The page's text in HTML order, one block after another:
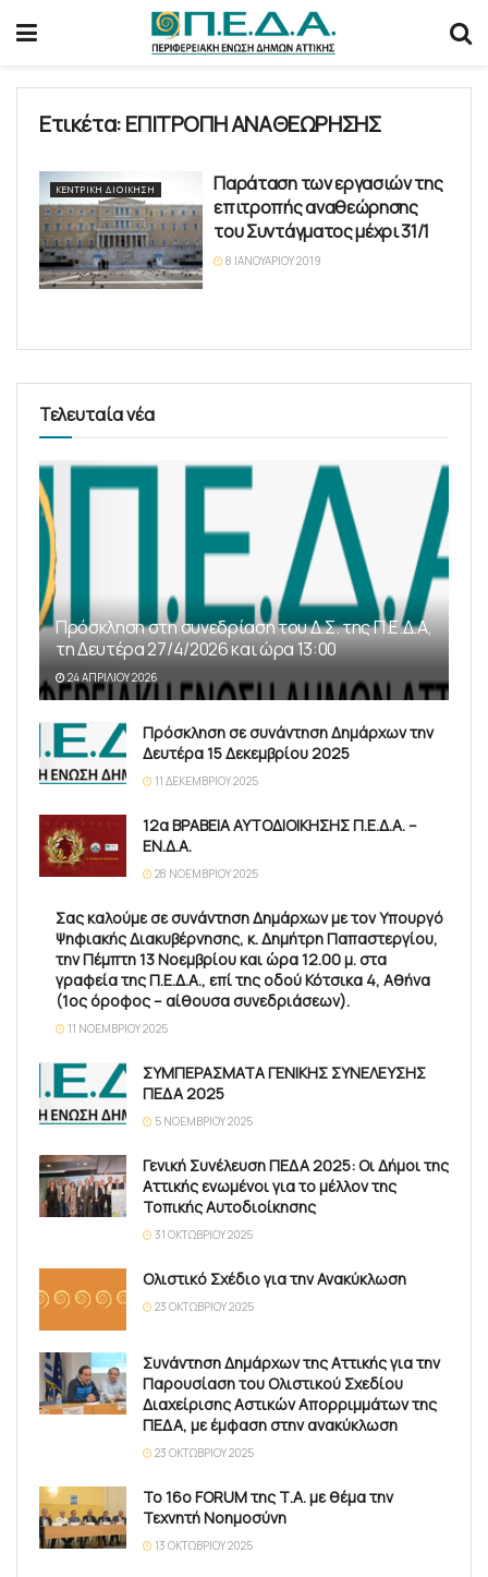
Ετικέτα:ΕΠΙΤΡΟΠΗ ΑΝΑΘΕΩΡΗΣΗΣ
ΚΕΝΤΡΙΚΉ ΔΙΟΊΚΗΣΗ
Παράταση των εργασιών της
επιτροπής αναθεώρησης
του Συντάγματος μέχρι 31/1
8 ΙΑΝΟΥΑΡΊΟΥ 2019
Τελευταία νέα
Πρόσκληση στη συνεδρίαση του Δ.Σ. της Π.Ε.Δ.Α,
τη Δευτέρα 27/4/2026 και ώρα 13:00
24 ΑΠΡΙΛΊΟΥ 2026
Πρόσκληση σε συνάντηση Δημάρχων την
Δευτέρα 15 Δεκεμβρίου 2025
11 ΔΕΚΕΜΒΡΊΟΥ 2025
12α ΒΡΑΒΕΙΑ ΑΥΤΟΔΙΟΙΚΗΣΗΣ Π.Ε.Δ.Α. –
ΕΝ.Δ.Α.
28 ΝΟΕΜΒΡΊΟΥ 2025
Σας καλούμε σε συνάντηση Δημάρχων με τον Υπουργό
Ψηφιακής Διακυβέρνησης, κ. Δημήτρη Παπαστεργίου,
την Πέμπτη 13 Νοεμβρίου και ώρα 12.00 μ. στα
γραφεία της Π.Ε.Δ.Α., επί της οδού Κότσικα 4, Αθήνα
(1ος όροφος – αίθουσα συνεδριάσεων).
11 ΝΟΕΜΒΡΊΟΥ 2025
ΣΥΜΠΕΡΑΣΜΑΤΑ ΓΕΝΙΚΗΣ ΣΥΝΕΛΕΥΣΗΣ
ΠΕΔΑ 2025
5 ΝΟΕΜΒΡΊΟΥ 2025
Γενική Συνέλευση ΠΕΔΑ 2025: Οι Δήμοι της
Αττικής ενωμένοι για το μέλλον της
Τοπικής Αυτοδιοίκησης
31 ΟΚΤΩΒΡΊΟΥ 2025
Ολιστικό Σχέδιο για την Ανακύκλωση
23 ΟΚΤΩΒΡΊΟΥ 2025
Συνάντηση Δημάρχων της Αττικής για την
Παρουσίαση του Ολιστικού Σχεδίου
Διαχείρισης Αστικών Απορριμμάτων της
ΠΕΔΑ, με έμφαση στην ανακύκλωση
23 ΟΚΤΩΒΡΊΟΥ 2025
Το 16ο FORUM της Τ.Α. με θέμα την
Τεχνητή Νοημοσύνη
13 ΟΚΤΩΒΡΊΟΥ 2025